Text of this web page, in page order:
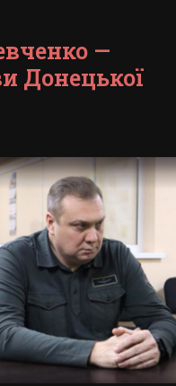
—
Донецької